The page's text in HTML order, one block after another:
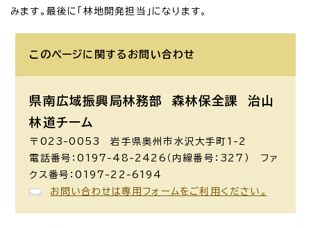
みます。最後に「林地開発担当」になります。
このページに関する お問い合わせ
県南広域振興局林務部 森林保全課
治山
林道チーム
〒023-0053 岩手県奥州市水沢大手町1-2
電話番号：0197-48-2426（内線番号：327） ファ
クス番号：0197-22-6194
お問い合わせは専用フォームをご利用ください。